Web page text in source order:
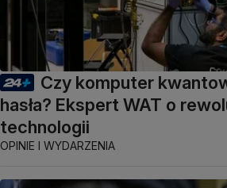
Czy komputer
hasła? Ekspert WAT o
technologii
OPINIE I WYDARZENIA